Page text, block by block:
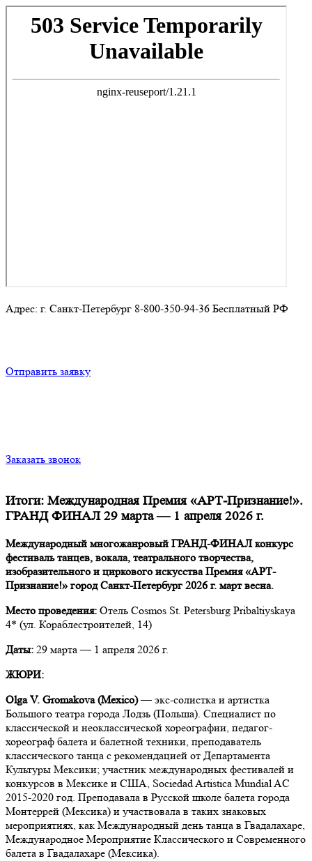
Адрес: г. Санкт-Петербург 8-800-350-94-36 Бесплатный РФ
Отправить заявку
Заказать звонок
Итоги: Международная Премия «АРТ-Признание!».
ГРАНД ФИНАЛ 29 марта — 1 апреля 2026 г.
Международный многожанровый ГРАНД-ФИНАЛ конкурс
фестиваль танцев, вокала, театрального творчества,
изобразительного и циркового искусства Премия «АРТ-
Признание!» город Санкт-Петербург 2026 г. март весна.
Место проведения: Отель Cosmos St. Petersburg Pribaltiyskaya
4* (ул. Кораблестроителей, 14)
Даты: 29 марта — 1 апреля 2026 г.
ЖЮРИ:
Оlga V. Gromakova (Mexico)— экс-солистка и артистка
Большого театра города Лодзь (Польша). Специалист по
классической и неоклассической хореографии, педагог-
хореограф балета и балетной техники, преподаватель
классического танца c рекомендацией от Департамента
Культуры Мексики; участник международных фестивалей и
конкурсов в Мексике и США, Sociedad Artistica Mundial AC
2015-2020 год. Преподавала в Русской школе балета города
Монтеррей (Мексика) и участвовала в таких знаковых
мероприятиях, как Международный день танца в Гвадалахаре,
Международное Мероприятие Классического и Современного
балета в Гвадалахаре (Мексика).